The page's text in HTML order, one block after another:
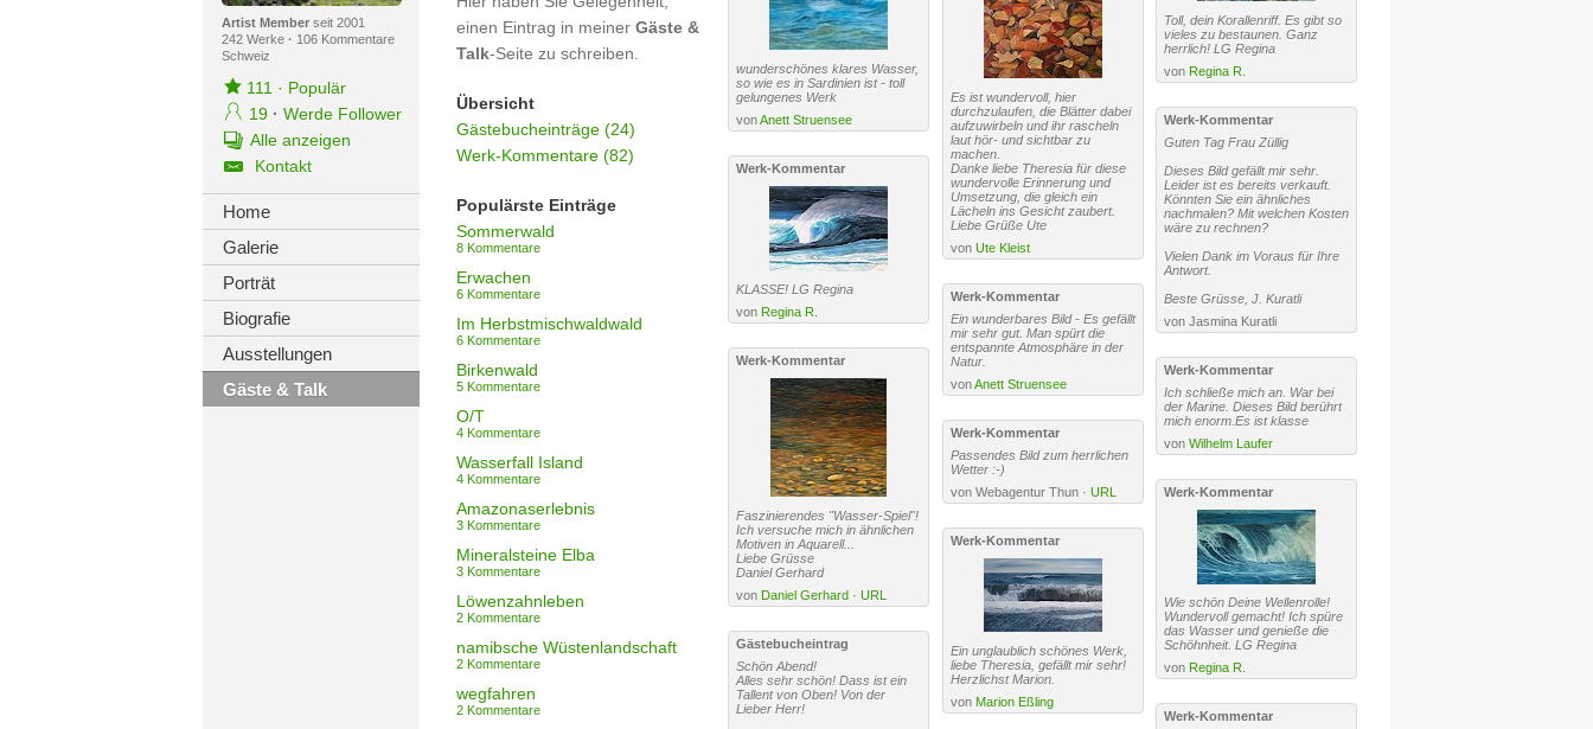
Artist Memberseit 2001
242 Werke · 106 Kommentare
Schweiz
111 · Populär
19 · Werde Follower
Alle anzeigen
Kontakt
Home
Galerie
Porträt
Biografie
Ausstellungen
Gäste & Talk
einen Eintrag in meiner Gäste &
Talk-Seite zu schreiben.
Übersicht
Gästebucheinträge (24)
Werk-Kommentare (82)
Populärste Einträge
Sommerwald
8 Kommentare
Erwachen
6 Kommentare
Im Herbstmischwaldwald
6 Kommentare
Birkenwald
5 Kommentare
O/T
4 Kommentare
Wasserfall Island
4 Kommentare
Amazonaserlebnis
3 Kommentare
Mineralsteine Elba
3 Kommentare
Löwenzahnleben
2 Kommentare
namibsche Wüstenlandschaft
2 Kommentare
wegfahren
2 Kommentare
wunderschönes klares Wasser,
so wie es in Sardinien ist - toll
gelungenes Werk
vonAnett Struensee
Werk-Kommentar
KLASSE! LG Regina
von Regina R.
Werk-Kommentar
Faszinierendes "Wasser-Spiel"!
Ich versuche mich in ähnlichen
Motiven in Aquarell...
Liebe Grüsse
Daniel Gerhard
von Daniel Gerhard ·URL
Gästebucheintrag
Schön Abend!
Alles sehr schön! Dass ist ein
Tallent von Oben! Von der
Lieber Herr!
Es ist wundervoll, hier
durchzulaufen, die Blätter dabei
aufzuwirbeln und ihr rascheln
laut hör- und sichtbar zu
machen.
Danke liebe Theresia für diese
wundervolle Erinnerung und
Umsetzung, die gleich ein
Lächeln ins Gesicht zaubert.
Liebe Grüße Ute
von Ute Kleist
Werk-Kommentar
Ein wunderbares Bild - Es gefällt
mir sehr gut. Man spürt die
entspannte Atmosphäre in der
Natur.
vonAnett Struensee
Werk-Kommentar
Passendes Bild zum herrlichen
Wetter :-)
von Webagentur Thun · URL
Werk-Kommentar
Ein unglaublich schönes Werk,
liebe Theresia, gefällt mir sehr!
Herzlichst Marion.
von Marion Eßling
Toll, dein Korallenriff. Es gibt so
vieles zu bestaunen. Ganz
herrlich! LG Regina
von Regina R.
Werk-Kommentar
Guten Tag Frau Züllig
Dieses Bild gefällt mir sehr.
Leider ist es bereits verkauft.
Könnten Sie ein ähnliches
nachmalen? Mit welchen Kosten
wäre zu rechnen?
Vielen Dank im Voraus für Ihre
Antwort.
Beste Grüsse, J. Kuratli
von Jasmina Kuratli
Werk-Kommentar
Ich schließe mich an. War bei
der Marine. Dieses Bild berührt
mich enorm.Es ist klasse
von Wilhelm Laufer
Werk-Kommentar
Wie schön Deine Wellenrolle!
Wundervoll gemacht! Ich spüre
das Wasser und genieße die
Schöhnheit. LG Regina
von Regina R.
Werk-Kommentar